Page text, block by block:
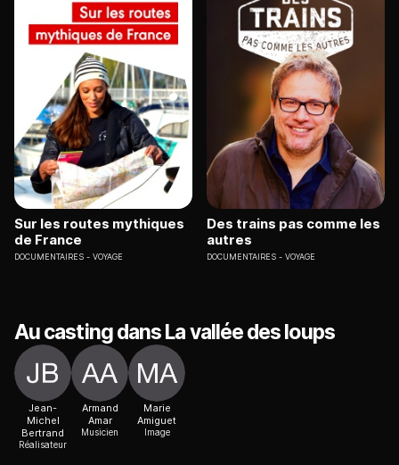
Sur les routes mythiques
de France
DOCUMENTAIRES VOYAGE
Des trains pas comme les
autres
DOCUMENTAIRES VOYAGE
Au casting dans La vallée des loups
Jean-
Michel
Bertrand
Réalisateur
Armand
Amar
Musicien
Marie
Amiguet
Image